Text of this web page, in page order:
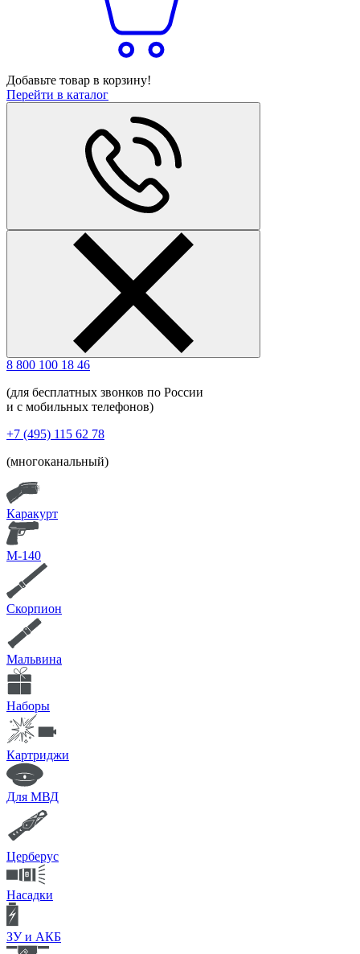
Добавьте товар в корзину!
Перейти в каталог
8 800 100 18 46
(для бесплатных звонков по России
и с мобильных телефонов)
+7 (495) 115 62 78
(многоканальный)
Каракурт
М-140
Скорпион
Мальвина
Наборы
Картриджи
Для МВД
Церберус
Насадки
ЗУ и АКБ